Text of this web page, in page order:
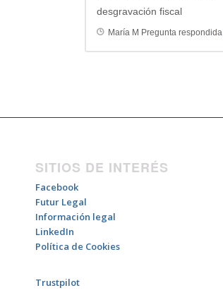
desgravación fiscal
María M Pregunta respondida
SITIOS DE INTERÉS
Facebook
Futur Legal
Información legal
LinkedIn
Política de Cookies
Trustpilot